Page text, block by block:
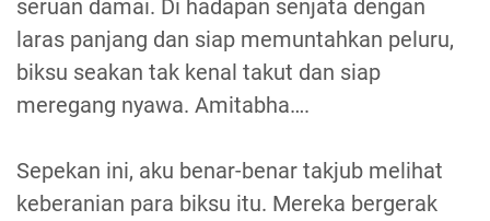
seruan damai. Di hadapan senjata dengan
laras panjang dan siap memuntahkan peluru,
biksu seakan tak kenal takut dan siap
meregang nyawa. Amitabha….
Sepekan ini, aku benar-benar takjub melihat
keberanian para biksu itu. Mereka bergerak